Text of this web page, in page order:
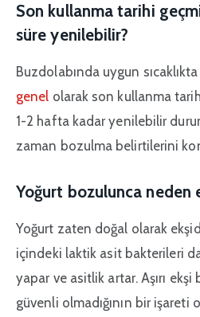
Son kullanma tarihi
süre yenilebilir?
Buzdolabında uygun
genel olarak son kullanma
1-2 hafta kadar yenilebilir
zaman bozulma belirtilerini
Yoğurt bozulunca neden
Yoğurt zaten doğal olarak
içindeki laktik asit bakterileri
yapar ve asitlik artar. Aşırı
güvenli olmadığının bir işareti